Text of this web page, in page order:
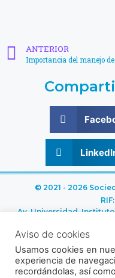
ANTERIOR
© 2021 - 2026
Av. Universidad,
Política de cookies
Aviso de cookies
Usamos cookies en
experiencia de
recordándolas, así